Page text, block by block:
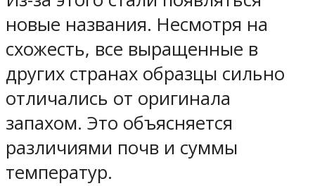
новые названия. Несмотря на
схожесть, все выращенные в
других странах образцы сильно
отличались от оригинала
запахом. Это объясняется
различиями почв и суммы
температур.